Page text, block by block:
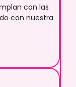
con las
con nuestra